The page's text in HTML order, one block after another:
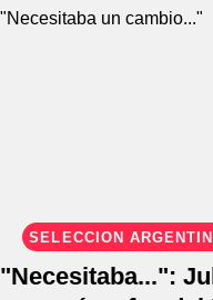
SELECCIÓN
"Necesitaba...":